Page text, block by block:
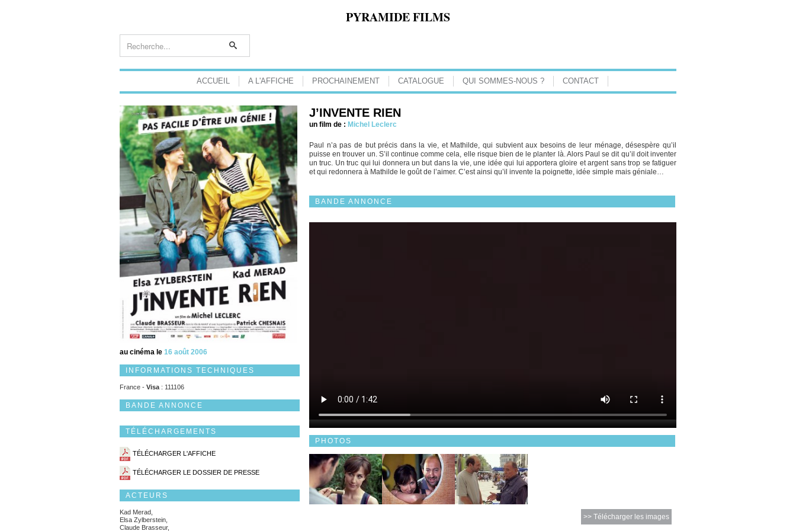
PYRAMIDE FILMS
ACCUEIL A L'AFFICHE PROCHAINEMENT CATALOGUE QUI SOMMES-NOUS ? CONTACT
au cinéma le 16 août 2006
INFORMATIONS TECHNIQUES
France - Visa : 111106
BANDE ANNONCE
TÉLÉCHARGEMENTS
TÉLÉCHARGER L'AFFICHE
TÉLÉCHARGER LE DOSSIER DE PRESSE
ACTEURS
Kad Merad,
Elsa Zylberstein,
Claude Brasseur,
J’INVENTE RIEN
un film de : Michel Leclerc
Paul n’a pas de but précis dans la vie, et Mathilde, qui subvient aux besoins de leur ménage, désespère qu’il
puisse en trouver un. S’il continue comme cela, elle risque bien de le planter là. Alors Paul se dit qu’il doit inventer
un truc. Un truc qui lui donnera un but dans la vie, une idée qui lui apportera gloire et argent sans trop se fatiguer
et qui redonnera à Mathilde le goût de l’aimer. C’est ainsi qu’il invente la poignette, idée simple mais géniale…
BANDE ANNONCE
PHOTOS
>> Télécharger les images